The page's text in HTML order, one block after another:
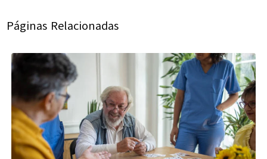
Páginas Relacionadas